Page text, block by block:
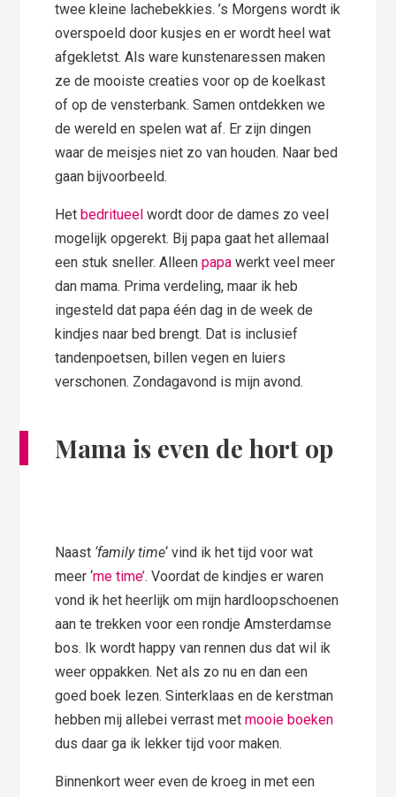
twee kleine lachebekkies. ’s Morgens wordt ik
overspoeld door kusjes en er wordt heel wat
afgekletst. Als ware kunstenaressen maken
ze de mooiste creaties voor op de koelkast
of op de vensterbank. Samen ontdekken we
de wereld en spelen wat af. Er zijn dingen
waar de meisjes niet zo van houden. Naar bed
gaan bijvoorbeeld.
Het bedritueelwordt door de dames zo veel
mogelijk opgerekt. Bij papa gaat het allemaal
een stuk sneller. Alleenpapawerkt veel meer
dan mama. Prima verdeling, maar ik heb
ingesteld dat papa één dag in de week de
kindjes naar bed brengt. Dat is inclusief
tandenpoetsen, billen vegen en luiers
verschonen. Zondagavond is mijn avond.
Mama is even de hort op
Naast ‘family time‘ vind ik het tijd voor wat
meer ‘me time’. Voordat de kindjes er waren
vond ik het heerlijk om mijn hardloopschoenen
aan te trekken voor een rondje Amsterdamse
bos. Ik wordt happy van rennen dus dat wil ik
weer oppakken. Net als zo nu en dan een
goed boek lezen. Sinterklaas en de kerstman
hebben mij allebei verrast metmooie boeken
dus daar ga ik lekker tijd voor maken.
Binnenkort weer even de kroeg in met een